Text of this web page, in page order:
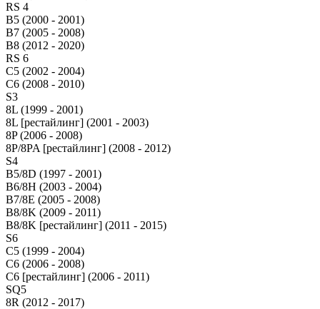
RS 4
B5 (2000 - 2001)
B7 (2005 - 2008)
B8 (2012 - 2020)
RS 6
C5 (2002 - 2004)
C6 (2008 - 2010)
S3
8L (1999 - 2001)
8L [рестайлинг] (2001 - 2003)
8P (2006 - 2008)
8P/8PA [рестайлинг] (2008 - 2012)
S4
B5/8D (1997 - 2001)
B6/8H (2003 - 2004)
B7/8E (2005 - 2008)
B8/8K (2009 - 2011)
B8/8K [рестайлинг] (2011 - 2015)
S6
C5 (1999 - 2004)
C6 (2006 - 2008)
C6 [рестайлинг] (2006 - 2011)
SQ5
8R (2012 - 2017)